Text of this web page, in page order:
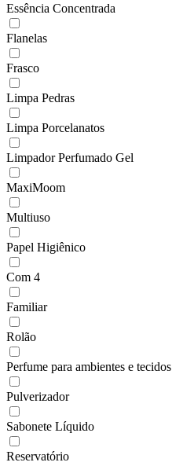
Essência Concentrada
Flanelas
Frasco
Limpa Pedras
Limpa Porcelanatos
Limpador Perfumado Gel
MaxiMoom
Multiuso
Papel Higiênico
Com 4
Familiar
Rolão
Perfume para ambientes e tecidos
Pulverizador
Sabonete Líquido
Reservatório